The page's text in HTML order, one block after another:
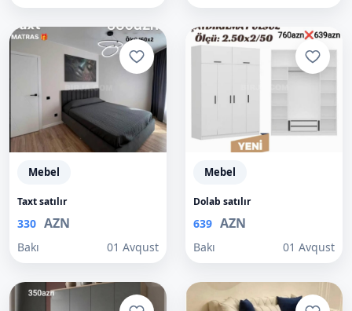
Mebel
Taxt satılır
330 AZN
Bakı 01 Avqust
Mebel
Dolab satılır
639 AZN
Bakı 01 Avqust